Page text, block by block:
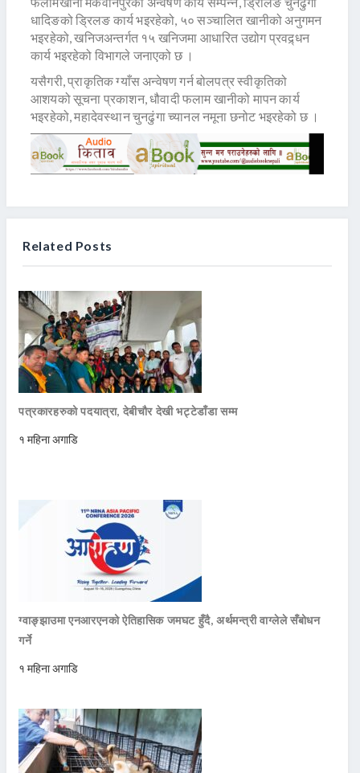
धादिङको ड्रिलङ कार्य भइरहेको, ५० सञ्चालित खानीको अनुगमन
भइरहेको, खनिजअन्तर्गत १५ खनिजमा आधारित उद्योग प्रवद्र्धन
कार्य भइरहेको विभागले जनाएको छ ।
यसैगरी, प्राकृतिक ग्याँस अन्वेषण गर्न बोलपत्र स्वीकृतिको
आशयको सूचना प्रकाशन, धौवादी फलाम खानीको मापन कार्य
भइरहेको, महादेवस्थान चुनढुंगा च्यानल नमूना छनोट भइरहेको छ ।
Related Posts
पत्रकारहरुको पदयात्रा, देबीचौर देखी भट्टेडाँडा सम्म
१ महिना अगाडि
ग्वाङ्झाउमा एनआरएनको ऐतिहासिक जमघट हुँदै, अर्थमन्त्री वाग्लेले सँबोधन
गर्ने
१ महिना अगाडि